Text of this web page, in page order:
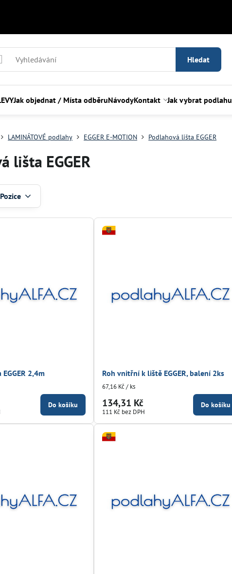
Hledat
Jak objednat / Místa odběruNávodyKontakt Jak vybrat podlahu
LAMINÁTOVÉ podlahy EGGER E-MOTION Podlahová lišta EGGER
lišta EGGER
Pozice
2,4m
Do košíku
Roh vnitřní k liště EGGER, balení 2ks
134,31 Kč
111 Kč bez DPH
67,16 Kč/ ks
Do košíku